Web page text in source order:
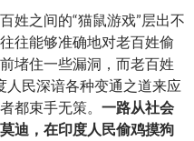
姓之间的“猫鼠游戏”层出不
往能够准确地对老百姓偷
堵住一些漏洞，而老百姓
民深谙各种变通之道来应
都束手无策。 一路从社会
迪，在印度人民偷鸡摸狗